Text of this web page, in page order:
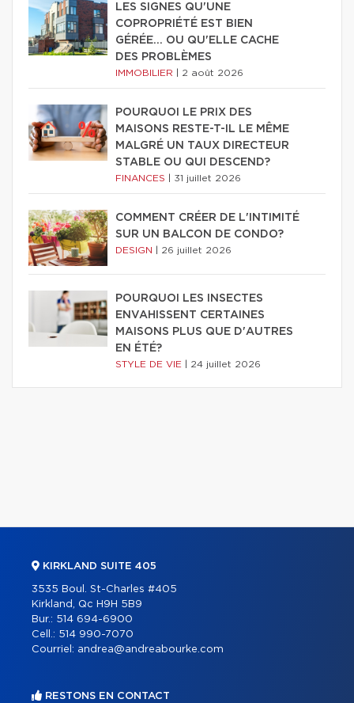
LES SIGNES QU'UNE
COPROPRIÉTÉ EST BIEN
GÉRÉE… OU QU'ELLE CACHE
DES PROBLÈMES
IMMOBILIER 2 août 2026
POURQUOI LE PRIX DES
MAISONS RESTE-T-IL LE MÊME
MALGRÉ UN TAUX DIRECTEUR
STABLE OU QUI DESCEND?
FINANCES 31 juillet 2026
COMMENT CRÉER DE L'INTIMITÉ
SUR UN BALCON DE CONDO?
DESIGN 26 juillet 2026
POURQUOI LES INSECTES
ENVAHISSENT CERTAINES
MAISONS PLUS QUE D'AUTRES
EN ÉTÉ?
STYLE DE VIE 24 juillet 2026
KIRKLAND SUITE 405
3535 Boul. St-Charles #405
Kirkland, Qc H9H 5B9
Bur.: 514 694-6900
Cell.: 514 990-7070
Courriel: andrea@andreabourke.com
RESTONS EN CONTACT